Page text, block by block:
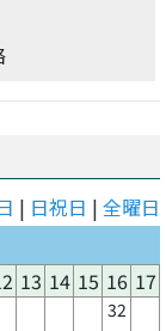
| 日祝日 | 全曜日
13 14 15 16 17
32